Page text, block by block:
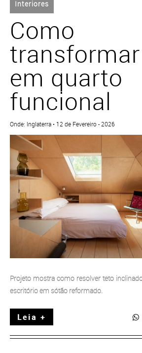
Interiores
Como
em quarto
funcional
Onde: Inglaterra • 12 de Fevereiro - 2026
Projeto mostra como resolver teto
escritório em sótão reformado.
Leia +